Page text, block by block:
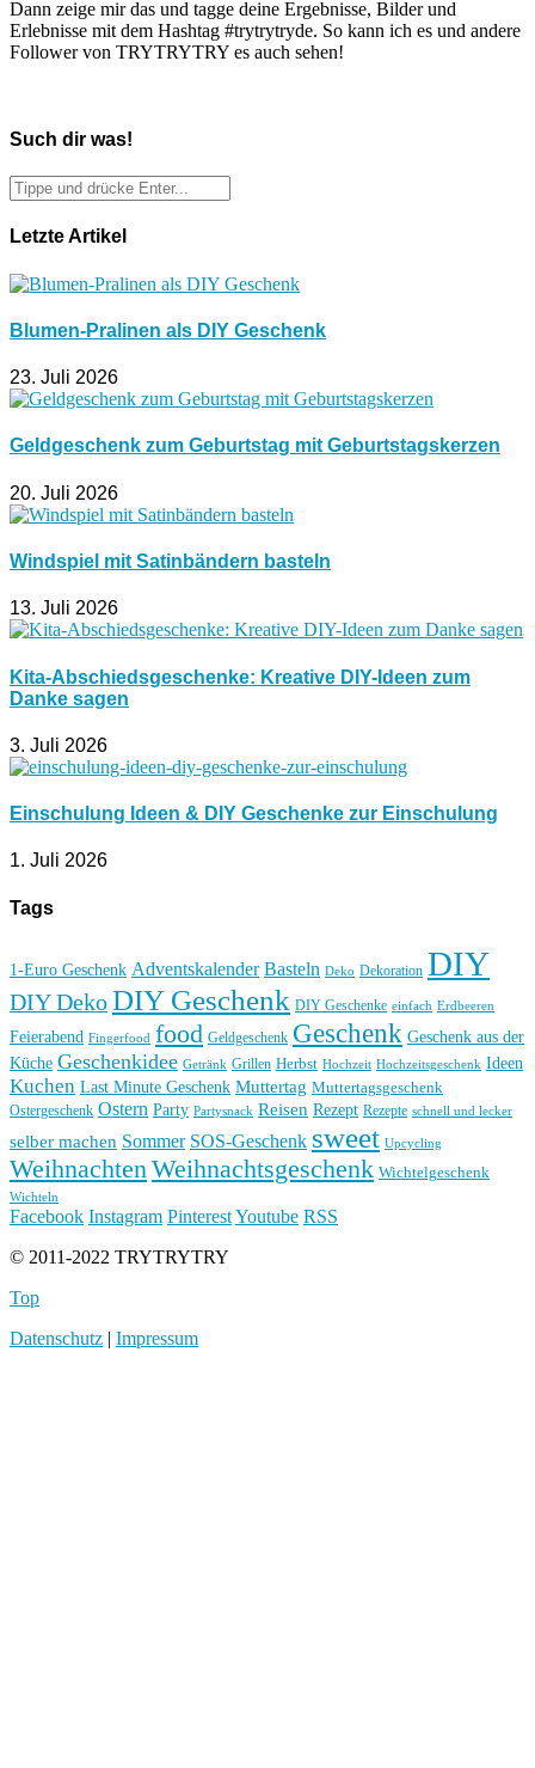
Dann zeige mir das und tagge deine Ergebnisse, Bilder und
Erlebnisse mit dem Hashtag #trytrytryde. So kann ich es und andere
Follower von TRYTRYTRY es auch sehen!
Such dir was!
Letzte Artikel
Blumen-Pralinen als DIY Geschenk
23. Juli 2026
Geldgeschenk zum Geburtstag mit Geburtstagskerzen
20. Juli 2026
Windspiel mit Satinbändern basteln
13. Juli 2026
Kita-Abschiedsgeschenke: Kreative DIY-Ideen zum
Danke sagen
3. Juli 2026
Einschulung Ideen & DIY Geschenke zur Einschulung
1. Juli 2026
Tags
1-Euro Geschenk Adventskalender Basteln Deko Dekoration DIY
DIY DekoDIY Geschenk DIY Geschenke einfach Erdbeeren
Feierabend Fingerfood food Geldgeschenk Geschenk Geschenk aus der
Küche Geschenkidee Getränk Grillen Herbst Hochzeit Hochzeitsgeschenk Ideen
Kuchen Last Minute Geschenk Muttertag Muttertagsgeschenk
Ostergeschenk Ostern Party Partysnack Reisen Rezept Rezepte schnell und lecker
selber machen Sommer SOS-Geschenk sweet Upcycling
WeihnachtenWeihnachtsgeschenk Wichtelgeschenk
Wichteln
Facebook Instagram PinterestYoutube RSS
© 2011-2022 TRYTRYTRY
Top
Datenschutz | Impressum